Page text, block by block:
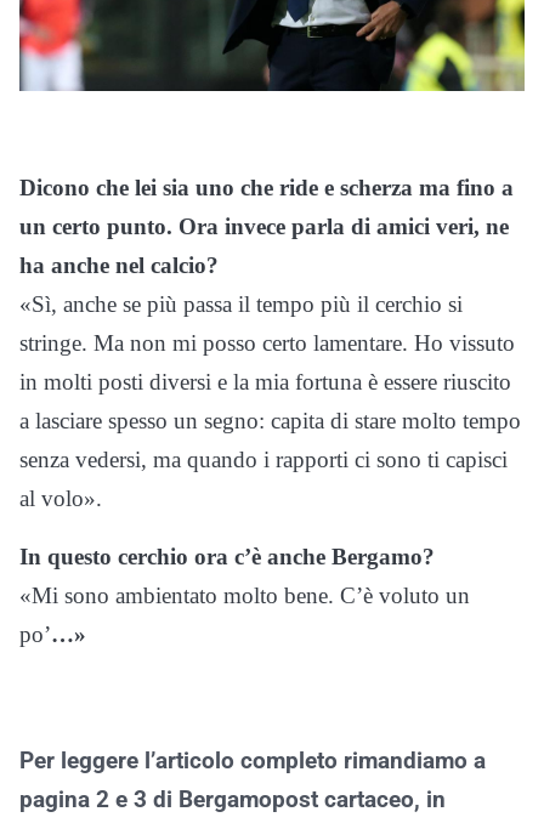
Dicono che lei sia uno che ride e scherza ma fino a
un certo punto. Ora invece parla di amici veri, ne
ha anche nel calcio?
«Sì, anche se più passa il tempo più il cerchio si
stringe. Ma non mi posso certo lamentare. Ho vissuto
in molti posti diversi e la mia fortuna è essere riuscito
a lasciare spesso un segno: capita di stare molto tempo
senza vedersi, ma quando i rapporti ci sono ti capisci
al volo».
In questo cerchio ora c’è anche Bergamo?
«Mi sono ambientato molto bene. C’è voluto un
po’…»
Per leggere l’articolo completo rimandiamo a
pagina 2 e 3 di Bergamopost cartaceo, in